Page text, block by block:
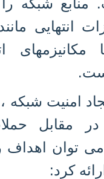
منابع شبکه
انتهایی
مکانیزمهای
امنیت شبکه
در مقابل
توان اهداف
کرد: